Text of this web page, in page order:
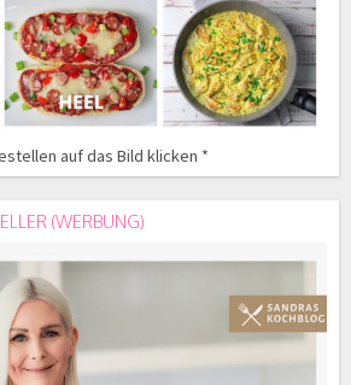
auf das Bild klicken *
(WERBUNG)